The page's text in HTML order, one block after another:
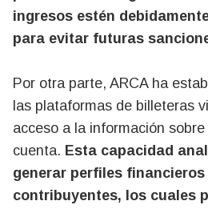
ingresos estén
para evitar futuras
Por otra parte, ARCA ha
las plataformas de billeteras
acceso a la información
cuenta. Esta capacidad
generar perfiles
contribuyentes, los cuales